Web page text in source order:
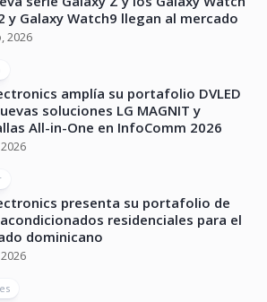
y Galaxy Watch9 llegan al mercado
2026
amplía su portafolio DVLED
soluciones LG MAGNIT y
All-in-One en InfoComm 2026
presenta su portafolio de
residenciales para el
dominicano